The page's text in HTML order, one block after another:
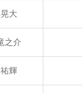
大
之介
輝